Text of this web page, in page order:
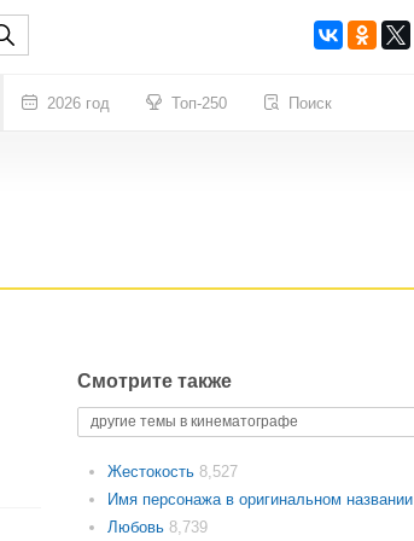
2026 год Топ-250 Поиск
Смотрите также
другие темы в кинематографе
Жестокость 8,527
Имя персонажа в оригинальном названии
Любовь 8,739